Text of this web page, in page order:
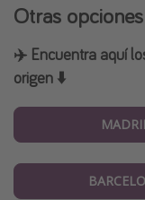
Otras opciones
✈️ Encuentra aquí
origen ⬇️